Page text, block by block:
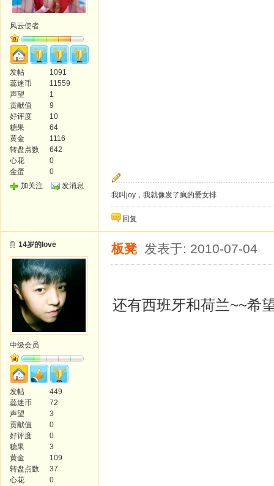
风云使者
发帖
1091
蕊迷币
11559
声望
1
贡献值
9
好评度
10
糖果
64
黄金
1116
转盘点数
642
心花
0
金蛋
0
加关注
发消息
我叫joy，我就像发了疯的爱女排
回复
14岁的love
中级会员
发帖
449
蕊迷币
72
声望
3
贡献值
0
好评度
0
糖果
3
黄金
109
转盘点数
37
心花
0
板凳 发表于: 2010-07-04
还有西班牙和荷兰~~希